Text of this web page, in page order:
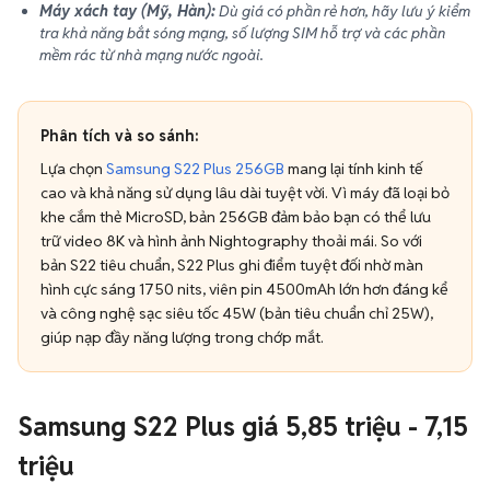
Máy xách tay (Mỹ, Hàn):Dù giá có phần rẻ hơn, hãy lưu ý kiểm
tra khả năng bắt sóng mạng, số lượng SIM hỗ trợ và các phần
mềm rác từ nhà mạng nước ngoài.
Phân tích và so sánh:
Lựa chọn Samsung S22 Plus 256GB mang lại tính kinh tế
cao và khả năng sử dụng lâu dài tuyệt vời. Vì máy đã loại bỏ
khe cắm thẻ MicroSD, bản 256GB đảm bảo bạn có thể lưu
trữ video 8K và hình ảnh Nightography thoải mái. So với
bản S22 tiêu chuẩn, S22 Plus ghi điểm tuyệt đối nhờ màn
hình cực sáng 1750 nits, viên pin 4500mAh lớn hơn đáng kể
và công nghệ sạc siêu tốc 45W (bản tiêu chuẩn chỉ 25W),
giúp nạp đầy năng lượng trong chớp mắt.
Samsung S22 Plus giá 5,85 triệu - 7,15
triệu